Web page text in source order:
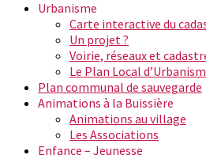
Urbanisme
Carte interactive du
Un projet ?
Voirie, réseaux et
Le Plan Local
Plan communal de sauvegarde
Animations à la Buissière
Animations au village
Les Associations
Enfance – Jeunesse